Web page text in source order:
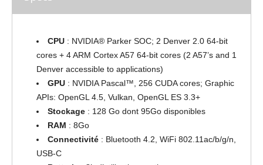
CPU : NVIDIA® Parker SOC; 2 Denver 2.0 64-bit
cores + 4 ARM Cortex A57 64-bit cores (2 A57’s and 1
Denver accessible to applications)
GPU : NVIDIA Pascal™, 256 CUDA cores; Graphic
APIs: OpenGL 4.5, Vulkan, OpenGL ES 3.3+
Stockage : 128 Go dont 95Go disponibles
RAM : 8Go
Connectivité : Bluetooth 4.2, WiFi 802.11ac/b/g/n,
USB-C